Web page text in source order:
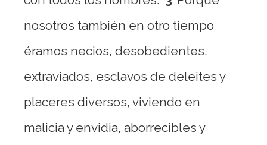
nosotros también en otro tiempo
éramos necios, desobedientes,
extraviados, esclavos de deleites y
placeres diversos, viviendo en
malicia y envidia, aborrecibles y